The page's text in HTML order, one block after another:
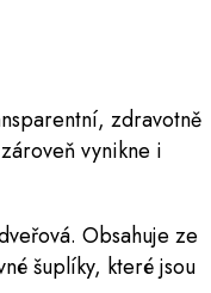
zdravotně
vynikne i
Obsahuje ze
šuplíky, které jsou